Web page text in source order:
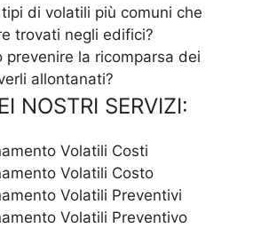
di volatili più comuni che
trovati negli edifici?
prevenire la ricomparsa dei
allontanati?
NOSTRI SERVIZI:
Volatili Costi
Volatili Costo
Volatili Preventivi
Volatili Preventivo